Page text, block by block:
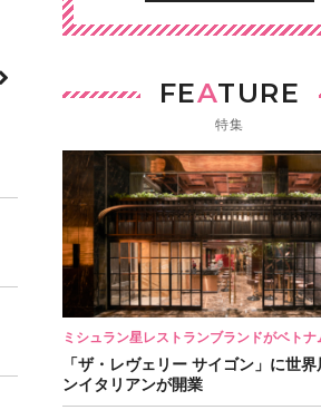
FEATURE
特集
ミシュラン星レストランブランドがベトナ
「ザ・レヴェリー サイゴン」に世
ンイタリアンが開業